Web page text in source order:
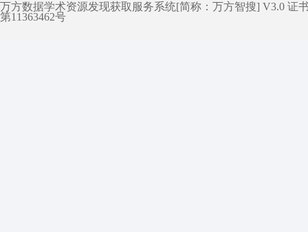
万方数据学术资源发现获取服务系统[简称：万方智搜] V3.0 证
第11363462号